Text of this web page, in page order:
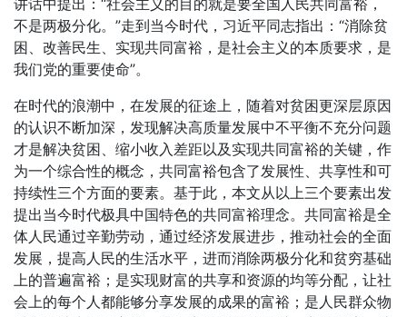
讲话中提出：“社会主义的目的就是要全国人民共同富裕，
不是两极分化。”走到当今时代，习近平同志指出：“消除贫
困、改善民生、实现共同富裕，是社会主义的本质要求，是
我们党的重要使命”。
在时代的浪潮中，在发展的征途上，随着对贫困更深层原因
的认识不断加深，发现解决高质量发展中不平衡不充分问题
才是解决贫困、缩小收入差距以及实现共同富裕的关键，作
为一个综合性的概念，共同富裕包含了发展性、共享性和可
持续性三个方面的要素。基于此，本文从以上三个要素出发
提出当今时代极具中国特色的共同富裕理念。共同富裕是全
体人民通过辛勤劳动，通过经济发展进步，推动社会的全面
发展，提高人民的生活水平，进而消除两极分化和贫穷基础
上的普遍富裕；是实现财富的共享和资源的均等分配，让社
会上的每个人都能够分享发展的成果的富裕；是人民群众物